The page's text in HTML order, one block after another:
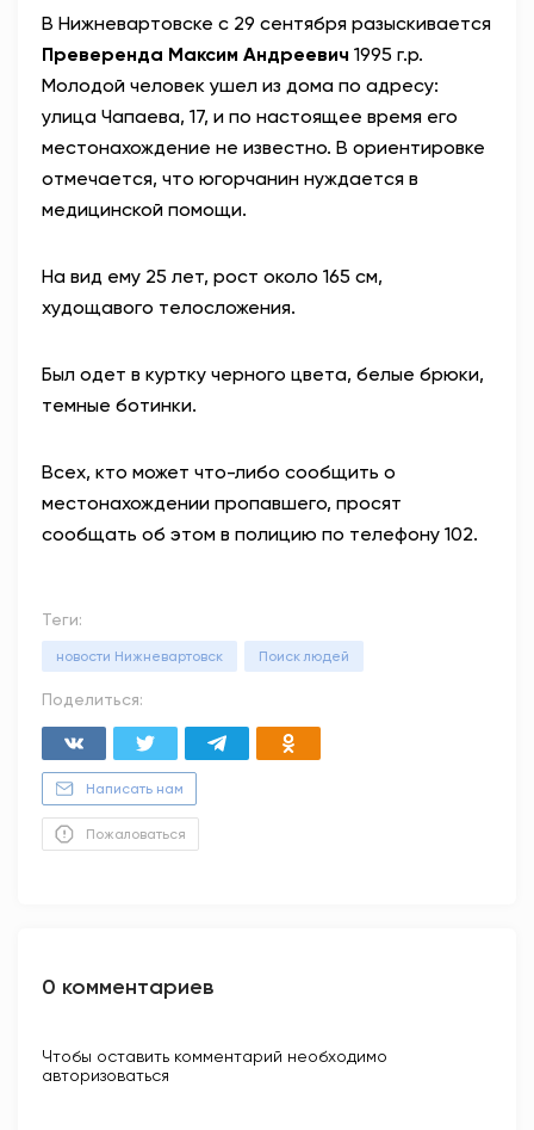
В Нижневартовске с 29 сентября разыскивается
Преверенда Максим Андреевич 1995 г.р.
Молодой человек ушел из дома по адресу:
улица Чапаева, 17, и по настоящее время его
местонахождение не известно. В ориентировке
отмечается, что югорчанин нуждается в
медицинской помощи.
На вид ему 25 лет, рост около 165 см,
худощавого телосложения.
Был одет в куртку черного цвета, белые брюки,
темные ботинки.
Всех, кто может что-либо сообщить о
местонахождении пропавшего, просят
сообщать об этом в полицию по телефону 102.
Теги:
новости Нижневартовск Поиск людей
Поделиться:
Написать нам
Пожаловаться
0 комментариев
Чтобы оставить комментарий необходимо
авторизоваться